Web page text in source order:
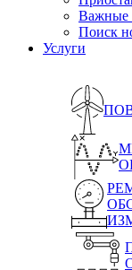
Важные
Поиск
Услуги